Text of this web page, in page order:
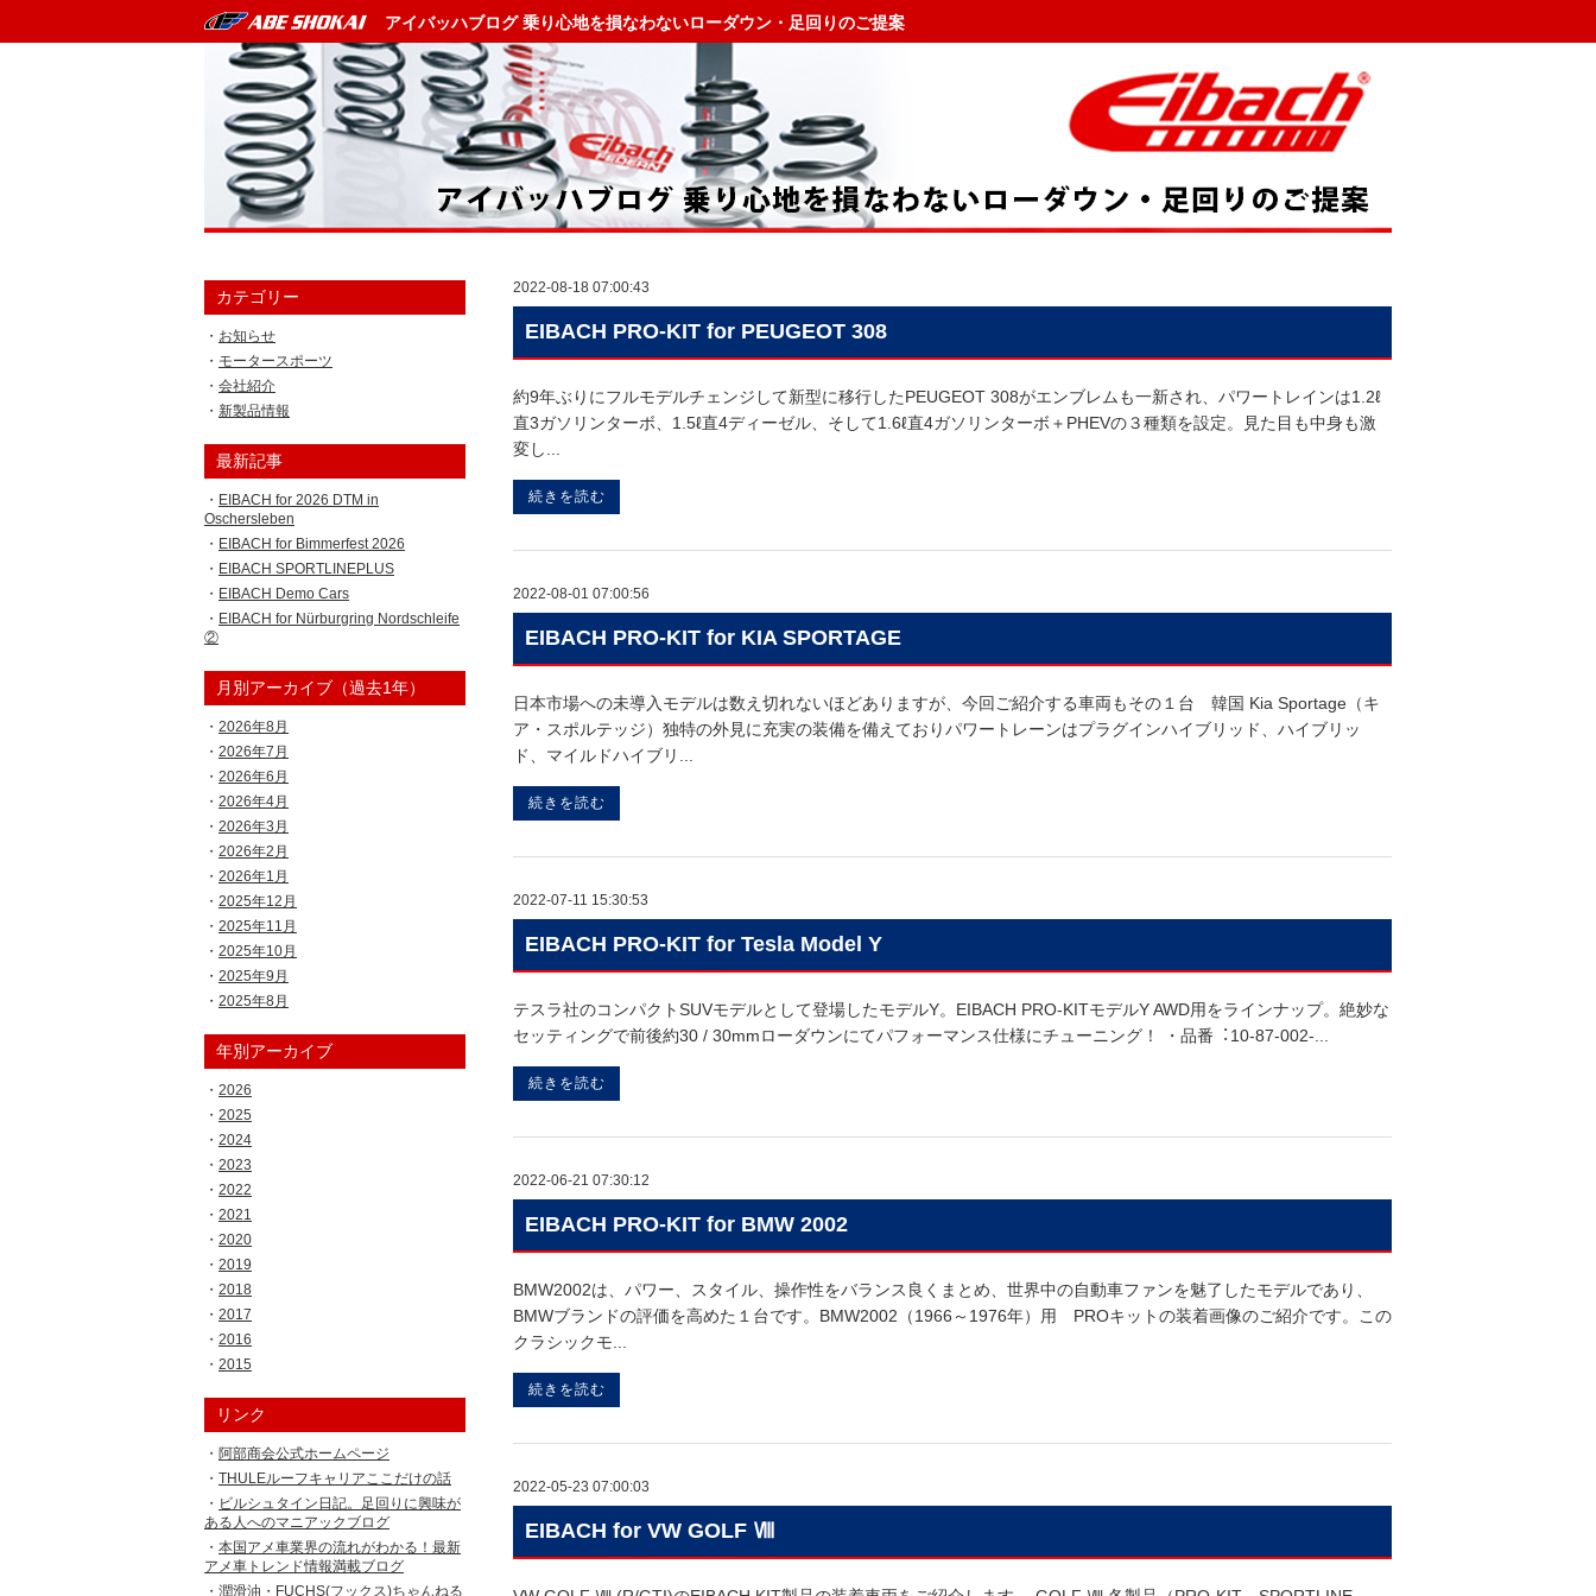
アイバッハブログ 乗り心地を損なわないローダウン・足回りのご提案
カテゴリー
お知らせ
モータースポーツ
会社紹介
新製品情報
最新記事
EIBACH for 2026 DTM in
Oschersleben
EIBACH for Bimmerfest 2026
EIBACH SPORTLINEPLUS
EIBACH Demo Cars
EIBACH for Nürburgring Nordschleife
②
月別アーカイブ（過去1年）
2026年8月
2026年7月
2026年6月
2026年4月
2026年3月
2026年2月
2026年1月
2025年12月
2025年11月
2025年10月
2025年9月
2025年8月
年別アーカイブ
2026
2025
2024
2023
2022
2021
2020
2019
2018
2017
2016
2015
リンク
阿部商会公式ホームページ
THULEルーフキャリアここだけの話
ビルシュタイン日記。足回りに興味が
ある人へのマニアックブログ
本国アメ車業界の流れがわかる！最新
アメ車トレンド情報満載ブログ
潤滑油・FUCHS(フックス)ちゃんねる
2022-08-18 07:00:43
EIBACH PRO-KIT for PEUGEOT 308
約9年ぶりにフルモデルチェンジして新型に移行したPEUGEOT 308がエンブレムも一新され、パワートレインは1.2ℓ
直3ガソリンターボ、1.5ℓ直4ディーゼル、そして1.6ℓ直4ガソリンターボ＋PHEVの３種類を設定。見た目も中身も激
変し...
続きを読む
2022-08-01 07:00:56
EIBACH PRO-KIT for KIA SPORTAGE
日本市場への未導入モデルは数え切れないほどありますが、今回ご紹介する車両もその１台 韓国 Kia Sportage（キ
ア・スポルテッジ）独特の外見に充実の装備を備えておりパワートレーンはプラグインハイブリッド、ハイブリッ
ド、マイルドハイブリ...
続きを読む
2022-07-11 15:30:53
EIBACH PRO-KIT for Tesla Model Y
テスラ社のコンパクトSUVモデルとして登場したモデルY。EIBACH PRO-KITモデルY AWD用をラインナップ。絶妙な
セッティングで前後約30 / 30mmローダウンにてパフォーマンス仕様にチューニング！ ・品番︓10-87-002-...
続きを読む
2022-06-21 07:30:12
EIBACH PRO-KIT for BMW 2002
BMW2002は、パワー、スタイル、操作性をバランス良くまとめ、世界中の自動車ファンを魅了したモデルであり、
BMWブランドの評価を高めた１台です。BMW2002（1966～1976年）用 PROキットの装着画像のご紹介です。この
クラシックモ...
続きを読む
2022-05-23 07:00:03
EIBACH for VW GOLF Ⅷ